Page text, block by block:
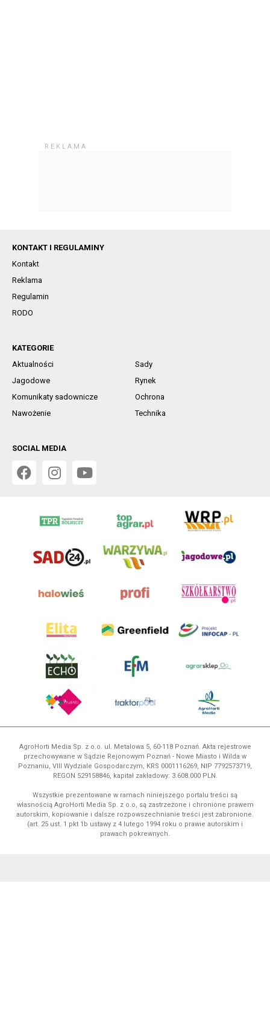
KONTAKT I REGULAMINY
Kontakt
Reklama
Regulamin
RODO
KATEGORIE
Aktualności
Sady
Jagodowe
Rynek
Komunikaty sadownicze
Ochrona
Nawożenie
Technika
SOCIAL MEDIA
AgroHorti Media Sp. z o.o. ul. Metalowa 5, 60-118 Poznań. Akta rejestrowe
przechowywane w Sądzie Rejonowym Poznań - Nowe Miasto i Wilda w
Poznaniu, VIII Wydziale Gospodarczym, KRS 0001116269, NIP 7792573719,
REGON 529158846, kapitał zakładowy: 3.608.000 PLN.
Wszystkie prezentowane w ramach niniejszego portalu treści są
własnością AgroHorti Media Sp. z o.o, są zastrzeżone i chronione prawem
autorskim, kopiowanie i dalsze rozpowszechnianie treści jest zabronione.
(art. 25 ust. 1 pkt 1b ustawy z 4 lutego 1994 roku o prawie autorskim i
prawach pokrewnych.